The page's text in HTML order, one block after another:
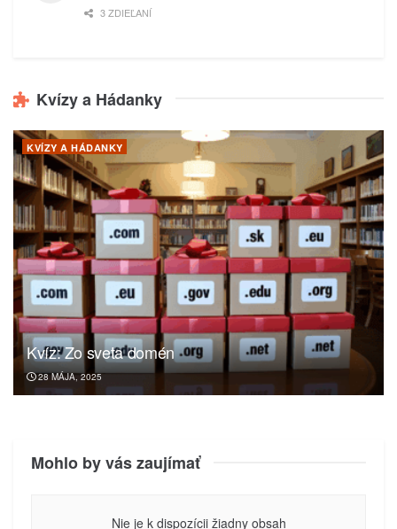
3 ZDIEĽANÍ
Kvízy a Hádanky
KVÍZY A HÁDANKY
Kvíz: Zo sveta domén
28 MÁJA, 2025
Mohlo by vás zaujímať
Nie je k dispozícii žiadny obsah